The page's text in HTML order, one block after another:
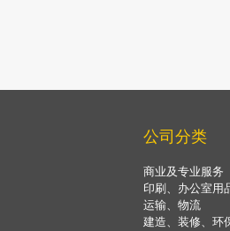
公司分类
商业及专业服务
印刷、办公室用
运输、物流
建造、装修、环